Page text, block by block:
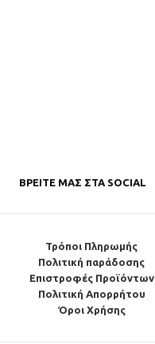
ΒΡΕΊΤΕ ΜΑΣ ΣΤΑ SOCIAL
Τρόποι Πληρωμής
Πολιτική παράδοσης
Επιστροφές Προϊόντων
Πολιτική Απορρήτου
Όροι Χρήσης